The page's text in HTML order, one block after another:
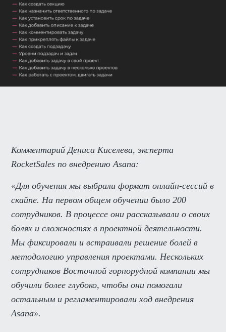
Комментарий Дениса Киселева, эксперта
RocketSales по внедрению Asana:
«Для обучения мы выбрали формат онлайн-сессий в
скайпе. На первом общем обучении было 200
сотрудников. В процессе они рассказывали о своих
болях и сложностях в проектной деятельности.
Мы фиксировали и встраивали решение болей в
методологию управления проектами. Нескольких
сотрудников Восточной горнорудной компании мы
обучили более глубоко, чтобы они помогали
остальным и регламентировали ход внедрения
Asana».